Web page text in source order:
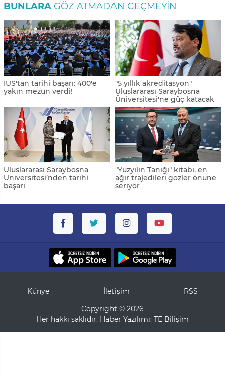
BUNLARA GÖZ ATMADAN GEÇMEYIN
IUS'tan tarihi başarı: 400'e
yakın mezun verdi!
"5 yıllık akreditasyon"
Uluslararası Saraybosna
Üniversitesi'ne güç katacak
Uluslararası Saraybosna
Üniversitesi’nden tarihi
başarı
"Yüzyılın Tanığı" kitabı, en
ağır trajedileri gözler önüne
seriyor
Künye İletişim
RSS
Copyright © 2026
Her hakkı saklıdır. Haber Yazılımı: TE Bilişim